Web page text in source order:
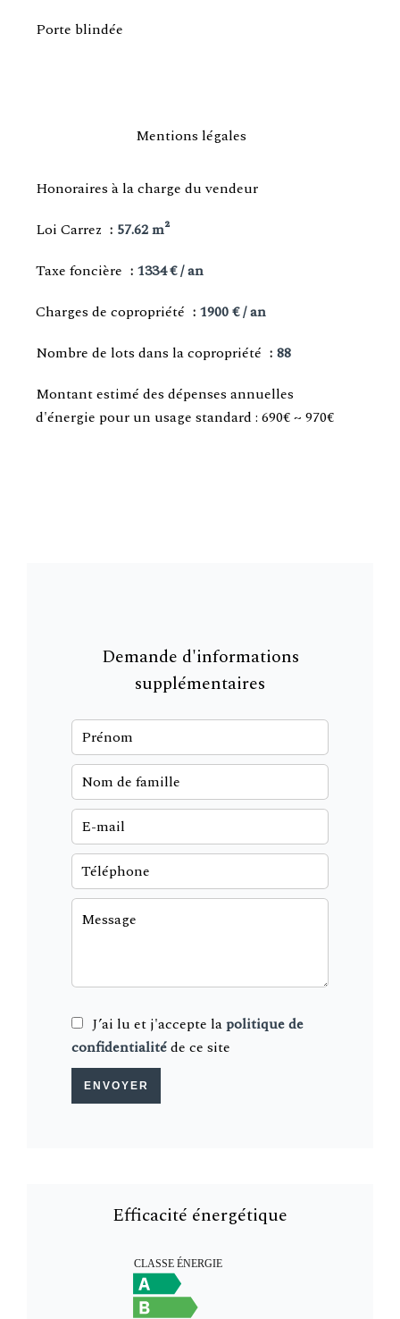
Porte blindée
Mentions légales
Honoraires à la charge du vendeur
Loi Carrez
57.62 m²
Taxe foncière
1334 € / an
Charges de copropriété
1900 € / an
Nombre de lots dans la copropriété
88
Montant estimé des dépenses annuelles
d'énergie pour un usage standard : 690€ ~ 970€
Demande d'informations
supplémentaires
J’ai lu et j'accepte lapolitique de
confidentialitéde ce site
ENVOYER
Efficacité énergétique